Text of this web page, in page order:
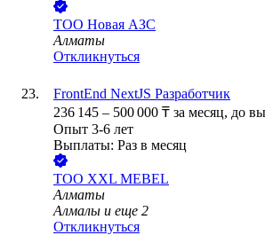
ТОО Новая АЗС
Алматы
Откликнуться
FrontEnd NextJS Разработчик
236 145 – 500 000 ₸ за месяц, до
Опыт 3-6 лет
Выплаты: Раз в месяц
ТОО XXL MEBEL
Алматы
Алмалы и еще 2
Откликнуться